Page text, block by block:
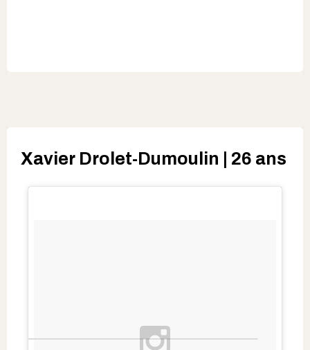
Xavier Drolet-Dumoulin | 26 ans